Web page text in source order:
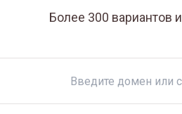
Более 300 вариантов